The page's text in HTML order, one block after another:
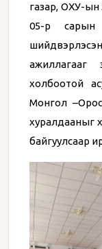
газар, ОХУ-ын
05-р сарын
ажиллагааг
холбоотой
Монгол
хуралдааныг
байгуулсаар